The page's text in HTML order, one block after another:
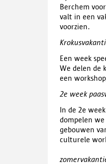
Berchem
valt in een
voorzien.
Een week
We delen de
een
2e week
In de 2e
dompelen
gebouwen
culturele